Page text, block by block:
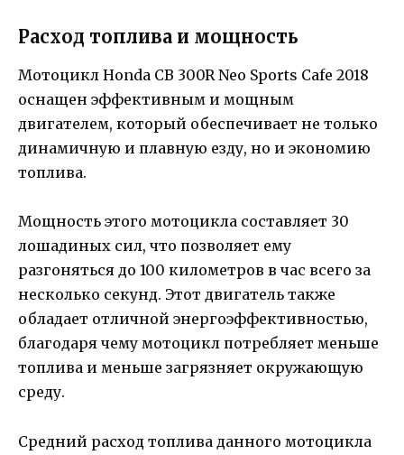
Расход топлива и мощность
Мотоцикл Honda CB 300R Neo Sports Cafe 2018
оснащен эффективным и мощным
двигателем, который обеспечивает не только
динамичную и плавную езду, но и экономию
топлива.
Мощность этого мотоцикла составляет 30
лошадиных сил, что позволяет ему
разгоняться до 100 километров в час всего за
несколько секунд. Этот двигатель также
обладает отличной энергоэффективностью,
благодаря чему мотоцикл потребляет меньше
топлива и меньше загрязняет окружающую
среду.
Средний расход топлива данного мотоцикла